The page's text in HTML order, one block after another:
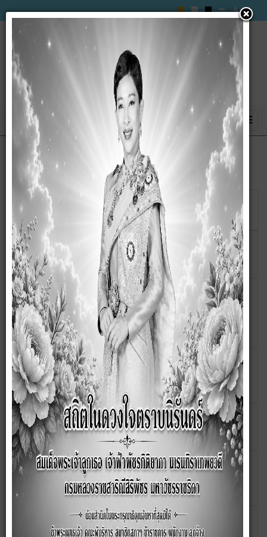
แสดง
ชื่อ
วันเผย
แพร่
ประกาศ เรื่อง การจัดซื้อจัดจ้างพัสดุ ประจำปีงบประมาณ
2567
26
เมษายน
2567
ประกาศ เรื่อง ประกาศผลผู้ชนะการจัดซื้อจัดจ้างหรือผู้ที่ได้รับ
คัดเลือก และสาระสำคัญของสัญญาหรือข้อตกลงเป็นหนังสือ
ประจำไตรมาสที่ 2 (เดือน มกราคม 2567 ถึง เดือนมีนาคม
2567)
01
เมษายน
2567
ประกาศ เรื่อง ประกาศผู้ชนะการเสนอราคา จ้างเหมารถโดยสาร
ไม่ประจำทางสองชั้นปรับอากาศ จำนวน 1 คัน สำหรับ
โครงการเข้าค่ายคุณธรรมจริยธรรม
25
มีนาคม
2567
ประกาศ เรื่อง ประกาศผู้ชนะการเสนอราคา ซื้อวัสดุสำนักงาน
(กองคลัง) จำนวน 3 รายการ
22
มีนาคม
2567
ประกาศ เรื่อง ประกาศผู้ชนะการเสนอราคา จ้างเหมาจัดเตรียม
และตกแต่งสถานที่จัดกิจกรรม โครงการสานฝันวันของหนู
ประจำปีงบประมาณ พ.ศ. 2567
15
มีนาคม
ประกาศ เรื่อง ประกาศผู้ชนะการเสนอราคา จ้างก่อสร้างถนน
คอนกรีตเสริมเหล็ก หมู่ที่ 4 ซอยเสน่ห์พัฒนา ตำบลซับ